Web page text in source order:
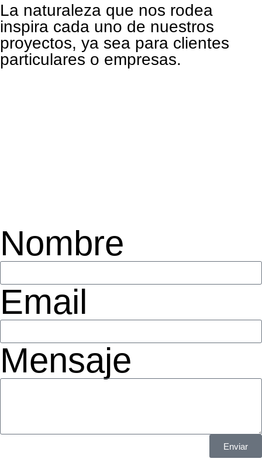
La naturaleza que nos rodea
inspira cada uno de nuestros
proyectos, ya sea para clientes
particulares o empresas.
Nombre
Email
Mensaje
Enviar